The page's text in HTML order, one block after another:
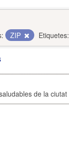
ZIP Etiquetes:
de la ciutat